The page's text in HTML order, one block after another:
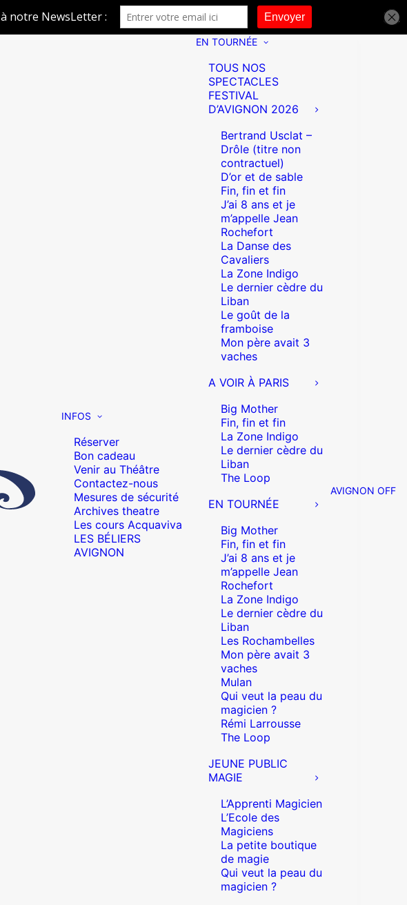
INFOS
Réserver
Bon cadeau
Venir au Théâtre
Contactez-nous
Mesures de sécurité
Archives theatre
Les cours Acquaviva
LES BÉLIERS
AVIGNON
EN TOURNÉE
TOUS NOS
SPECTACLES
FESTIVAL
D’AVIGNON 2026
Bertrand Usclat –
Drôle (titre non
contractuel)
D’or et de sable
Fin, fin et fin
J’ai 8 ans et je
m’appelle Jean
Rochefort
La Danse des
Cavaliers
La Zone Indigo
Le dernier cèdre du
Liban
Le goût de la
framboise
Mon père avait 3
vaches
A VOIR À PARIS
Big Mother
Fin, fin et fin
La Zone Indigo
Le dernier cèdre du
Liban
The Loop
EN TOURNÉE
Big Mother
Fin, fin et fin
J’ai 8 ans et je
m’appelle Jean
Rochefort
La Zone Indigo
Le dernier cèdre du
Liban
Les Rochambelles
Mon père avait 3
vaches
Mulan
Qui veut la peau du
magicien ?
Rémi Larrousse
The Loop
JEUNE PUBLIC
MAGIE
L’Apprenti Magicien
L’Ecole des
Magiciens
La petite boutique
de magie
Qui veut la peau du
magicien ?
AVIGNON OFF